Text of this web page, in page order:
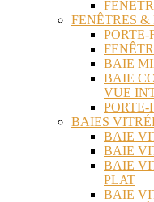
FENÊTRES &
BAIE
BAIE
VUE
PORTE-
BAIES
BAIE
BAIE
BAIE
PLAT
BAIE